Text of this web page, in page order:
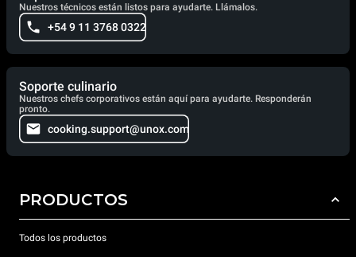
Nuestros técnicos están listos para ayudarte. Llámalos.
+54 9 11 3768 0322
Soporte culinario
Nuestros chefs corporativos están aquí para ayudarte. Responderán
pronto.
cooking.support@unox.com
PRODUCTOS
Todos los productos